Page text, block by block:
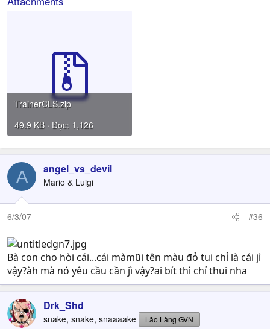
TrainerCLS.zip
49.9 KB · Đọc: 1,126
A angel_vs_devil
Mario & Luigi
6/3/07 #36
Bà con cho hòi cái...cái màmũi tên màu đỏ tui chỉ là cái jì
vậy?àh mà nó yêu cầu cần jì vậy?ai bít thì chỉ thui nha
Drk_Shd
snake, snake, snaaaake Lão Làng GVN